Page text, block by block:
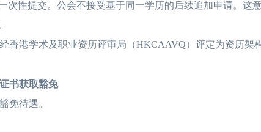
性提交。公会不接受基于同一学历的后续追加申请。这
港学术及职业资历评审局（HKCAAVQ）评定为资历架
书获取豁免
免待遇。